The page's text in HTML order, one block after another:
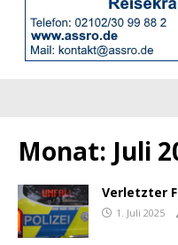
Monat: Juli
Verletzter
1. Juli 2025